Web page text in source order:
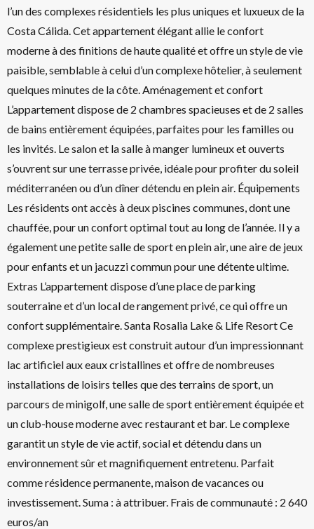
l’un des complexes résidentiels les plus uniques et luxueux de la
Costa Cálida. Cet appartement élégant allie le confort
moderne à des finitions de haute qualité et offre un style de vie
paisible, semblable à celui d’un complexe hôtelier, à seulement
quelques minutes de la côte. Aménagement et confort
L’appartement dispose de 2 chambres spacieuses et de 2 salles
de bains entièrement équipées, parfaites pour les familles ou
les invités. Le salon et la salle à manger lumineux et ouverts
s’ouvrent sur une terrasse privée, idéale pour profiter du soleil
méditerranéen ou d’un dîner détendu en plein air. Équipements
Les résidents ont accès à deux piscines communes, dont une
chauffée, pour un confort optimal tout au long de l’année. Il y a
également une petite salle de sport en plein air, une aire de jeux
pour enfants et un jacuzzi commun pour une détente ultime.
Extras L’appartement dispose d’une place de parking
souterraine et d’un local de rangement privé, ce qui offre un
confort supplémentaire. Santa Rosalia Lake & Life Resort Ce
complexe prestigieux est construit autour d’un impressionnant
lac artificiel aux eaux cristallines et offre de nombreuses
installations de loisirs telles que des terrains de sport, un
parcours de minigolf, une salle de sport entièrement équipée et
un club-house moderne avec restaurant et bar. Le complexe
garantit un style de vie actif, social et détendu dans un
environnement sûr et magnifiquement entretenu. Parfait
comme résidence permanente, maison de vacances ou
investissement. Suma : à attribuer. Frais de communauté : 2 640
euros/an